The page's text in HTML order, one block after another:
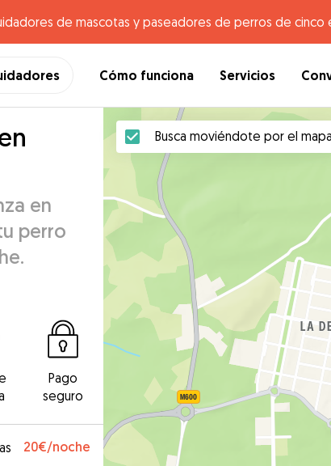
de mascotas y paseadores de perros de cinco
Cómo funciona Servicios
en
perro
Pago
seguro
20€/noche
Busca moviéndote por el mapa